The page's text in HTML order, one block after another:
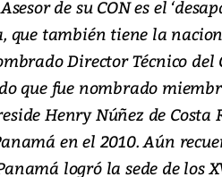
de su CON es el
que también tiene la
Director Técnico del
que fue nombrado
Henry Núñez de Costa
en el 2010. Aún
logró la sede de los